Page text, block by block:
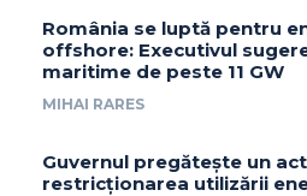
România se luptă pentru
offshore: Executivul
maritime de peste 11 GW
MIHAI RARES
Guvernul pregătește un
restricționarea utilizării